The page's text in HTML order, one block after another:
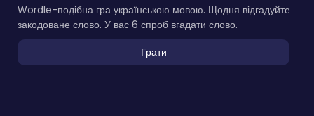
Wordle-подібна гра українською мовою. Щодня відгадуйте
закодоване слово. У вас 6 спроб вгадати слово.
Грати